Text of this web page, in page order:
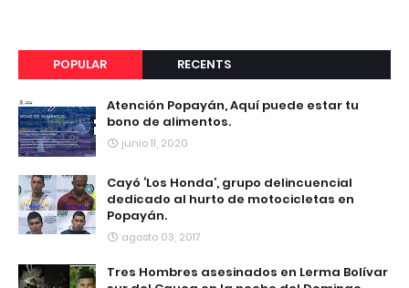
POPULAR RECENTS
Atención Popayán, Aquí puede estar tu
bono de alimentos.
junio 11, 2020
Cayó ‘Los Honda’, grupo delincuencial
dedicado al hurto de motocicletas en
Popayán.
agosto 03, 2017
Tres Hombres asesinados en Lerma Bolívar